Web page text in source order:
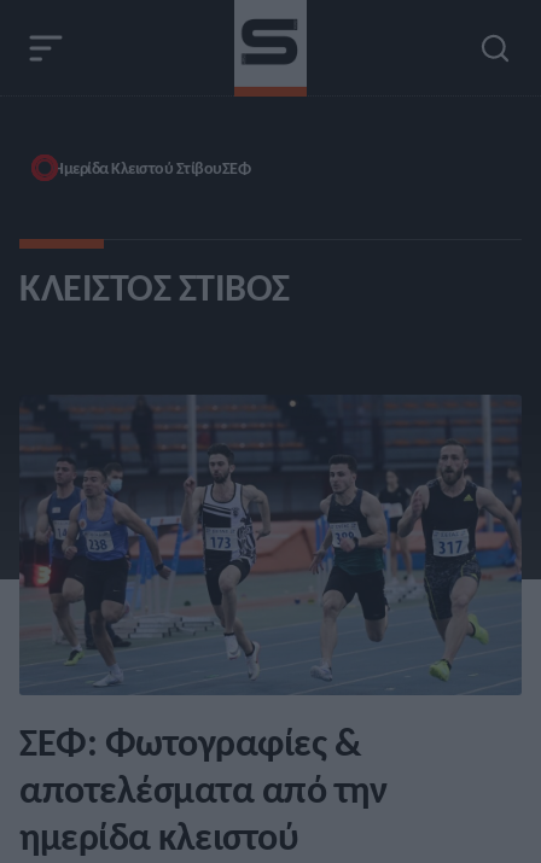
Ημερίδα Κλειστού ΣτίβουΣΕΦ
ΚΛΕΙΣΤΌΣ ΣΤΊΒΟΣ
ΣΕΦ: Φωτογραφίες &
αποτελέσματα από την
ημερίδα κλειστού